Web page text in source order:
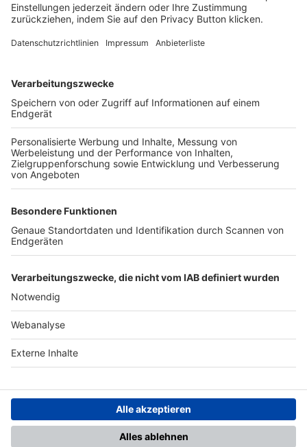
FOLGE DEM BFV
TOP-VEREINE
TOP-PARTNER
Nutzungsbedingungen Datenschutz Impressum